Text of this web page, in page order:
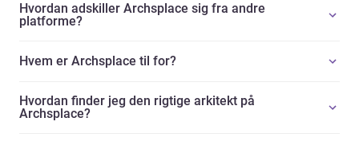
Hvordan adskiller Archsplace sig fra andre
platforme?
Hvem er Archsplace til for?
Hvordan finder jeg den rigtige arkitekt på
Archsplace?